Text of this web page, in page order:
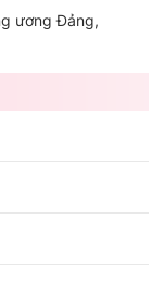
ương Đảng,